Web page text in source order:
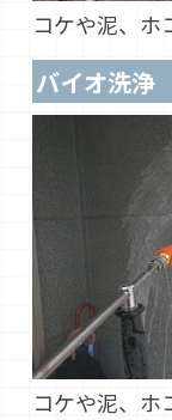
コケや泥、ホ
バイオ洗浄
コケや泥、ホ